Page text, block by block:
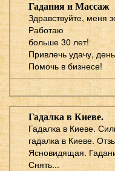
Гадания и Массаж
Здравствуйте, меня
Работаю
больше 30 лет!
Привлечь удачу,
Помочь в бизнесе!
Гадалка в Киеве.
Гадалка в Киеве.
гадалка в Киеве.
Ясновидящая.
Снять...